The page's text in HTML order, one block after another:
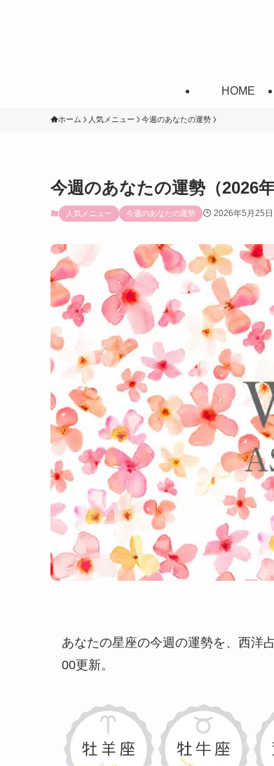
HOME
ホーム 人気メニュー 今週のあなたの運勢
今週のあなたの運勢（2026
人気メニュー 今週のあなたの運勢 2026年5月25日
あなたの星座の今週の運勢を、西洋
00更新。